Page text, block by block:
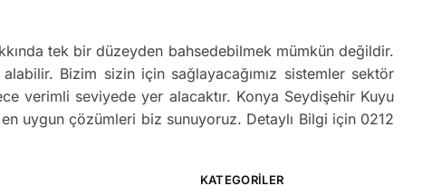
tek bir düzeyden bahsedebilmek mümkün değildir.
Bizim sizin için sağlayacağımız sistemler sektör
verimli seviyede yer alacaktır. Konya Seydişehir Kuyu
uygun çözümleri biz sunuyoruz. Detaylı Bilgi için 0212
KATEGORILER